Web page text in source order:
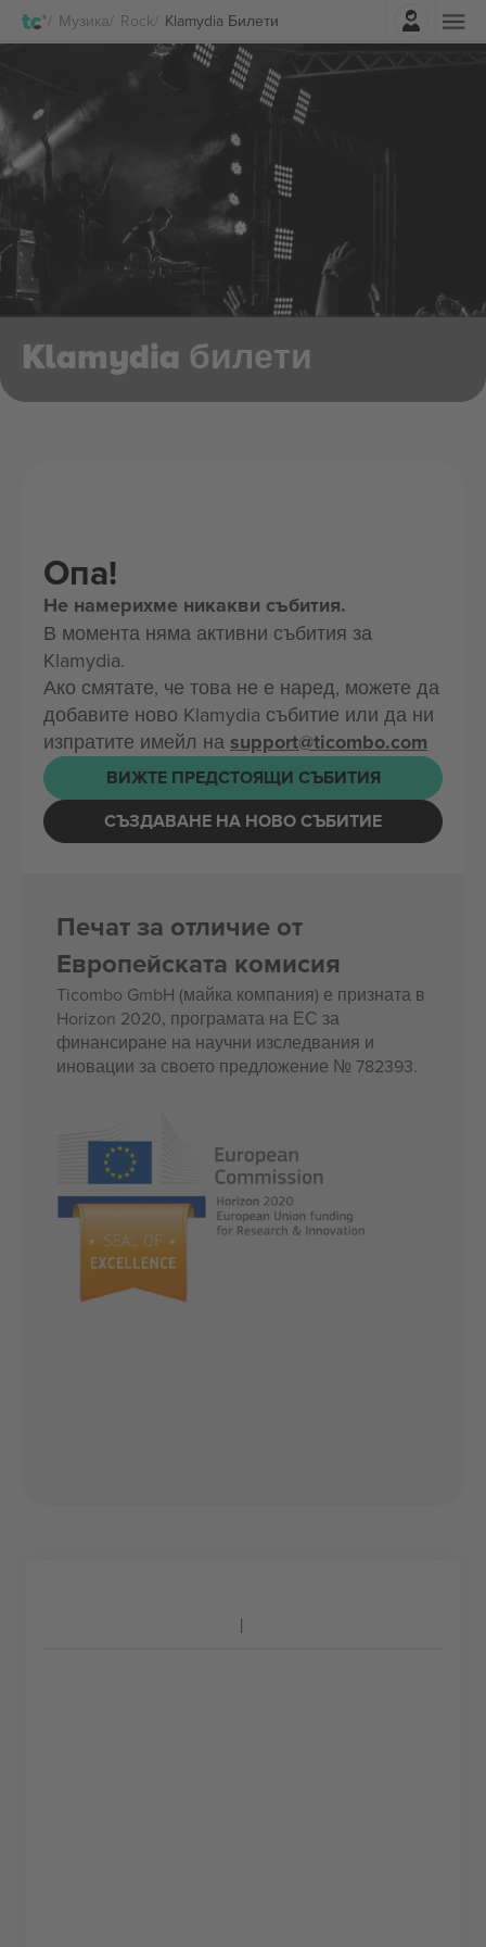
Музика Rock Klamydia Билети
Klamydia билети
Опа!
Не намерихме никакви събития.
В момента няма активни събития за
Klamydia.
Ако смятате, че това не е наред, можете да
добавите ново Klamydia събитие или да ни
изпратите имейл на support@ticombo.com
ВИЖТЕ ПРЕДСТОЯЩИ СЪБИТИЯ
СЪЗДАВАНЕ НА НОВО СЪБИТИЕ
Печат за отличие от
Европейската комисия
Ticombo GmbH (майка компания) е призната в
Horizon 2020, програмата на ЕС за
финансиране на научни изследвания и
иновации за своето предложение № 782393.